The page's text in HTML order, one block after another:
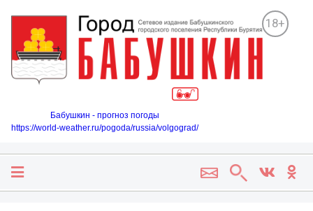
18+
Бабушкин - прогноз погоды
https://world-weather.ru/pogoda/russia/volgograd/